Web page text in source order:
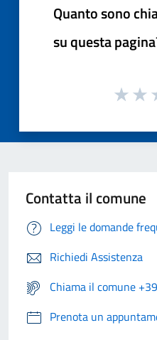
Quanto sono
su questa
Contatta il comune
Leggi le domande
Richiedi Assistenza
Chiama il comune
Prenota un